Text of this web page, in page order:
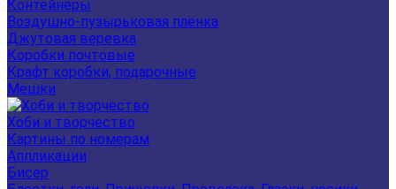
Контейнеры
Воздушно-пузырьковая плёнка
Джутовая веревка
Коробки почтовые
Крафт коробки, подарочные
Мешки
Хоби и творчество
Картины по номерам
Аппликации
Бисер